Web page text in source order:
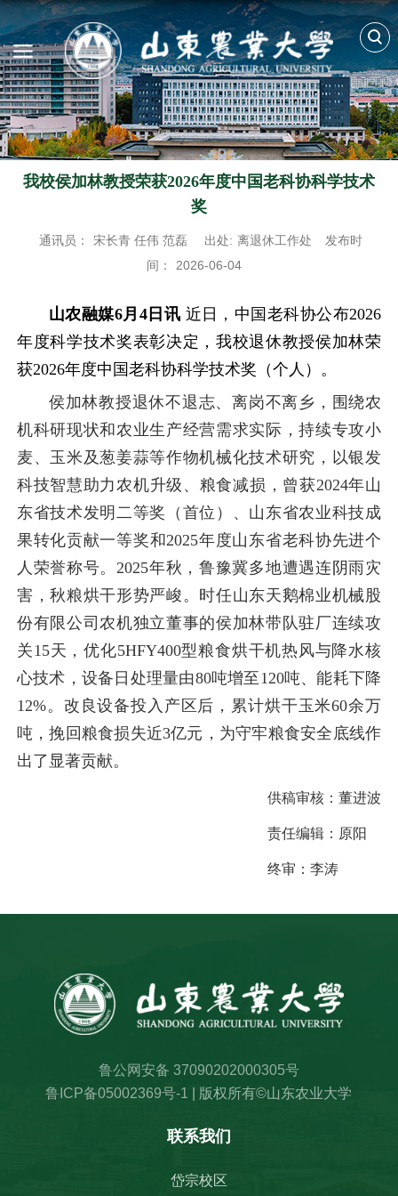
我校侯加林教授荣获2026年度中国老科协科学技术
奖
通讯员： 宋长青 任伟 范磊 出处: 离退休工作处
发布时
间：
2026-06-04
山农融媒6月4日讯 近日，中国老科协公布2026
年度科学技术奖表彰决定，我校退休教授侯加林荣
获2026年度中国老科协科学技术奖（个人）。
侯加林教授退休不退志、离岗不离乡， 围绕农
机科研现状和农业生产经营需求实际，持续专攻小
麦、玉米及葱姜蒜等作物机械化技术研究 ，以银发
科技智慧助力农机升级、粮食减损 ，曾获2024年山
东省技术发明二等奖（首位）、山东省农业科技成
果转化贡献一等奖和2025年度山东省老科协先进个
人荣誉称号。2025年秋，鲁豫冀多地遭遇连阴雨灾
害，秋粮烘干形势严峻。时任山东天鹅棉业机械股
份有限公司农机独立董事的侯加林带队驻厂连续攻
关15天，优化5HFY400型粮食烘干机热风与降水核
心技术，设备日处理量由80吨增至120吨、能耗下降
12%。改良设备投入产区后，累计烘干玉米60余万
吨，挽回粮食损失近3亿元，为守牢粮食安全底线作
出了显著贡献。
供稿审核：董进波
责任编辑： 原阳
终审：李涛
鲁公网安备 37090202000305号
鲁ICP备05002369号-1 | 版权所有©山东农业大学
联系我们
岱宗校区